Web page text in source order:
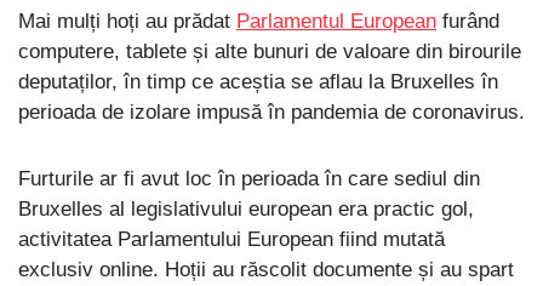
Mai mulți hoți au prădat Parlamentul European furând
computere, tablete și alte bunuri de valoare din birourile
deputaților, în timp ce aceștia se aflau la Bruxelles în
perioada de izolare impusă în pandemia de coronavirus.
Furturile ar fi avut loc în perioada în care sediul din
Bruxelles al legislativului european era practic gol,
activitatea Parlamentului European fiind mutată
exclusiv online. Hoții au răscolit documente și au spart